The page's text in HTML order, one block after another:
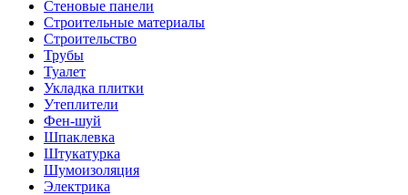
Стеновые панели
Строительные материалы
Строительство
Трубы
Туалет
Укладка плитки
Утеплители
Фен-шуй
Шпаклевка
Штукатурка
Шумоизоляция
Электрика